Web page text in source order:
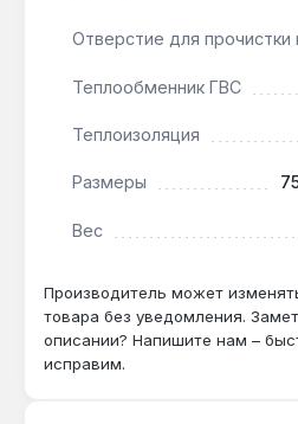
твердотопливного котла в
по Украине.
Подходит ли для
тепловому насосу?
Да — два
совместимость с
20 кВт.
Отверстие для прочистки
Теплообменник ГВС
Теплоизоляция
Размеры
Вес
Производитель может
товара без уведомления.
описании? Напишите нам –
исправим.